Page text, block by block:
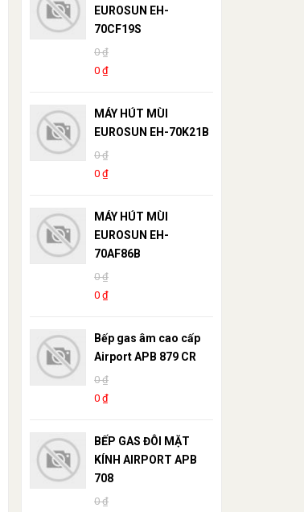
EUROSUN EH-
70CF19S
0 ₫
0 ₫
MÁY HÚT MÙI
EUROSUN EH-70K21B
0 ₫
0 ₫
MÁY HÚT MÙI
EUROSUN EH-
70AF86B
0 ₫
0 ₫
Bếp gas âm cao cấp
Airport APB 879 CR
0 ₫
0 ₫
BẾP GAS ĐÔI MẶT
KÍNH AIRPORT APB
708
0 ₫